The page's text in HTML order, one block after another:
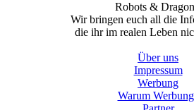
Robots &
Wir bringen euch all die
die ihr im realen Leben
Über uns
Impressum
Werbung
Warum